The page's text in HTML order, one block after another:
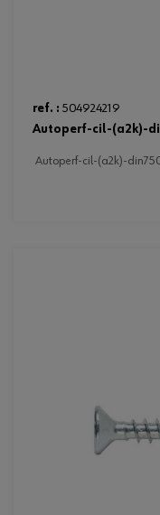
ref. : 504924219
autoperf-cil-(a2k)-
autoperf-cil-(a2k)-